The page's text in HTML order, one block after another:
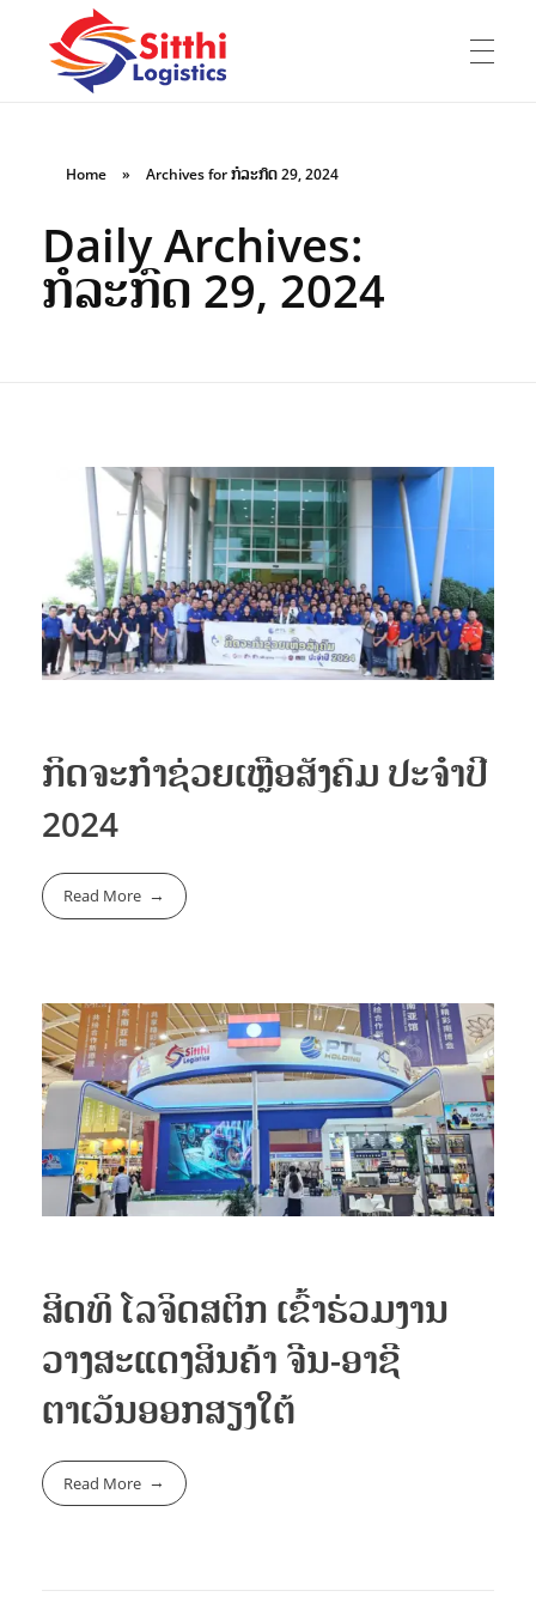
ກ່ຽວກັບເຮົາ
ປະຫວັດບໍລິສັດ
ຄະນະບໍລິຫານ
ວິໄສທັດ ແລະ ພັນທະກິດ
ສະຖານທີ່ປະຕິບັດງານ
Supply Chain
Oil Transportation
Customs Clearance
Container Tracking
ໂຄງການ
ການລົງທຶນ
ຂ່າວ ແລະ ສັງຄົມ
ວຽກງານຊ່ວຍສັງຄົມ
ກິດຈະກໍາ
ຟອມຕິດຕໍ່ຫ້ອງການ
ຟອມຕິດຕໍ່ຝ່າຍຂາຍ
ດາວໂຫລດ
ສະໝັກງານ
ຟອມສະໝັກວຽກອອນລາຍ
Home » Archives for ກໍລະກົດ 29, 2024
Daily Archives:
ກໍລະກົດ 29, 2024
ກິດຈະກຳຊ່ວຍເຫຼືອສັງຄົມ ປະຈຳປີ
2024
Read More
ສິດທິ ໂລຈິດສຕິກ ເຂົ້າຮ່ວມງານ
ວາງສະແດງສິນຄ້າ ຈີນ-ອາຊີ
ຕາເວັນອອກສຽງໃຕ້
Read More